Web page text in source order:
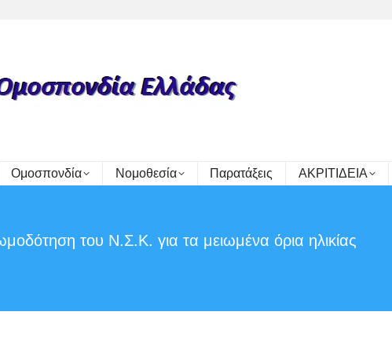
Ομοσπονδία Νομοθεσία Παρατάξεις ΑΚΡΙΤΙΔΕΙΑ
του Ν.Σ.Κ. για τα μειωμένα όρια ηλικίας